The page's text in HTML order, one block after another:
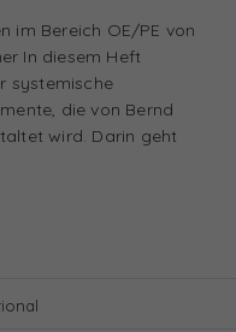
im Bereich OE/PE von
In diesem Heft
systemische
die von Bernd
wird. Darin geht